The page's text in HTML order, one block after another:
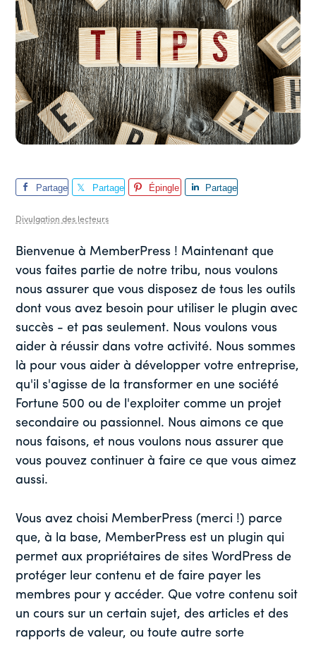
Partage
Partage
Épingle
Partage
Divulgation des lecteurs
Bienvenue à MemberPress ! Maintenant que
vous faites partie de notre tribu, nous voulons
nous assurer que vous disposez de tous les outils
dont vous avez besoin pour utiliser le plugin avec
succès - et pas seulement. Nous voulons vous
aider à réussir dans votre activité. Nous sommes
là pour vous aider à développer votre entreprise,
qu'il s'agisse de la transformer en une société
Fortune 500 ou de l'exploiter comme un projet
secondaire ou passionnel. Nous aimons ce que
nous faisons, et nous voulons nous assurer que
vous pouvez continuer à faire ce que vous aimez
aussi.
Vous avez choisi MemberPress (merci !) parce
que, à la base, MemberPress est un plugin qui
permet aux propriétaires de sites WordPress de
protéger leur contenu et de faire payer les
membres pour y accéder. Que votre contenu soit
un cours sur un certain sujet, des articles et des
rapports de valeur, ou toute autre sorte